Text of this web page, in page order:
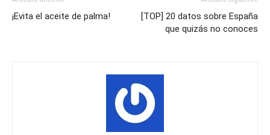
¡Evita el aceite de palma!
[TOP] 20 datos sobre España
que quizás no conoces